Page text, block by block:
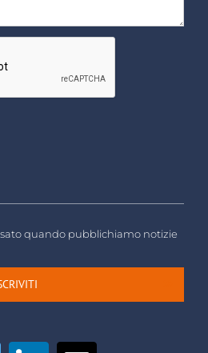
quando pubblichiamo notizie